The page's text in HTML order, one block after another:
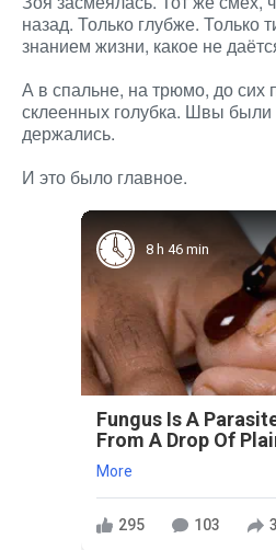
назад. Только глубже. Только
знанием жизни, какое не
А в спальне, на трюмо, до сих
склеенных голубка. Швы
держались.
И это было главное.
8 h 46 min
Fungus Is A
From A Drop Of
More
295 103